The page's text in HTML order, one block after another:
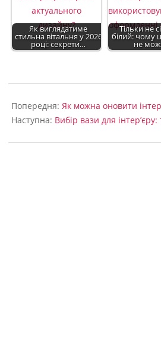
Як виглядатиме
стильна вітальня у 2026
році: секрети…
Тільки не
білий: чому
не
09-
04
Попередня: Як можна оновити
Наступна: Вибір вази для